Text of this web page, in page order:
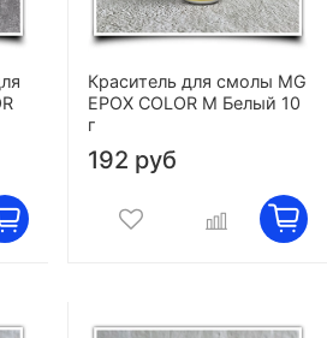
Краситель для смолы MG
EPOX COLOR M Белый 10
г
192 руб